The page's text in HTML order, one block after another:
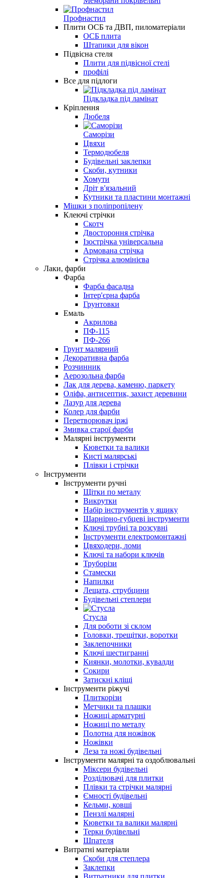
Профнастил
Плити ОСБ та ДВП, пиломатеріали
ОСБ плита
Штапики для вікон
Підвісна стеля
Плити для підвісної стелі
профілі
Все для підлоги
Підкладка під ламінат
Кріплення
Дюбеля
Саморізи
Цвяхи
Термодюбеля
Будівельні заклепки
Скоби, кутники
Хомути
Дріт в'язальний
Кутники та пластини монтажні
Мішки з поліпропілену
Клеючі стрічки
Скотч
Двостороння стрічка
Ізострічка універсальна
Армована стрічка
Стрічка алюмінієва
Лаки, фарби
Фарба
Фарба фасадна
Інтер'єрна фарба
Грунтовки
Емаль
Акрилова
ПФ-115
ПФ-266
Грунт малярний
Декоративна фарба
Розчинник
Аерозольна фарба
Лак для дерева, каменю, паркету
Оліфа, антисептик, захист деревини
Лазур для дерева
Колер для фарби
Перетворювач іржі
Змивка старої фарби
Малярні інструменти
Кюветки та валики
Кисті малярські
Плівки і стрічки
Інструменти
Інструменти ручні
Щітки по металу
Викрутки
Набір інструментів у ящику
Шарнірно-губцеві інструменти
Ключі трубні та розсувні
Інструменти електромонтажні
Цвяходери, ломи
Ключі та набори ключів
Труборізи
Стамески
Напилки
Лещата, струбцини
Будівельні степлери
Стусла
Для роботи зі склом
Головки, трещітки, воротки
Заклепочники
Ключі шестигранні
Киянки, молотки, кувалди
Сокири
Затискні кліщі
Інструменти ріжучі
Плиткорізи
Метчики та плашки
Ножиці арматурні
Ножиці по металу
Полотна для ножівок
Ножівки
Леза та ножі будівельні
Інструменти малярні та оздоблювальні
Міксери будівельні
Розділювачі для плитки
Плівки та стрічки малярні
Ємності будівельні
Кельми, ковші
Пензлі малярні
Кюветки та валики малярні
Терки будівельні
Шпателя
Витратні матеріали
Скоби для степлера
Заклепки
Витратники для плитки